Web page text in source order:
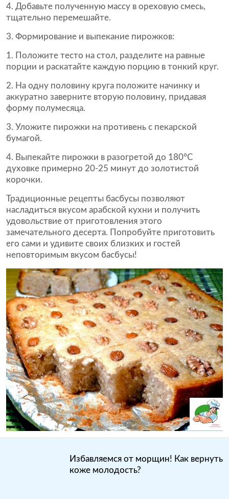
4. Добавьте полученную массу в ореховую смесь,
тщательно перемешайте.
Формирование и выпекание пирожков:
1. Положите тесто на стол, разделите на равные
порции и раскатайте каждую порцию в тонкий круг.
2. На одну половину круга положите начинку и
аккуратно заверните вторую половину, придавая
форму полумесяца.
3. Уложите пирожки на противень с пекарской
бумагой.
4. Выпекайте пирожки в разогретой до 180°C
духовке примерно 20-25 минут до золотистой
корочки.
Традиционные рецепты басбусы позволяют
насладиться вкусом арабской кухни и получить
удовольствие от приготовления этого
замечательного десерта. Попробуйте приготовить
его сами и удивите своих близких и гостей
неповторимым вкусом басбусы!
Избавляемся от морщин! Как вернуть
коже молодость?